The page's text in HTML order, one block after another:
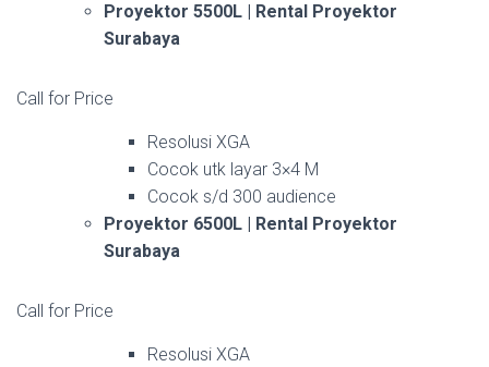
Proyektor 5500L | Rental Proyektor
Surabaya
Call for Price
Resolusi XGA
Cocok utk layar 3×4 M
Cocok s/d 300 audience
Proyektor 6500L | Rental Proyektor
Surabaya
Call for Price
Resolusi XGA